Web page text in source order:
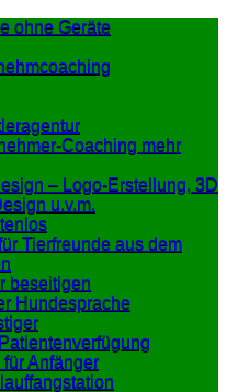
ohne Geräte
Coaching mehr
– Logo-Erstellung, 3D
u.v.m.
Tierfreunde aus dem
beseitigen
Hundesprache
Anfänger